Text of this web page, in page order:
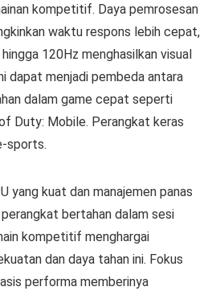
kompetitif. Daya pemrosesan
waktu respons lebih cepat,
120Hz menghasilkan visual
dapat menjadi pembeda antara
dalam game cepat seperti
Duty: Mobile. Perangkat keras
sports.
yang kuat dan manajemen panas
bertahan dalam sesi
kompetitif menghargai
dan daya tahan ini. Fokus
performa memberinya